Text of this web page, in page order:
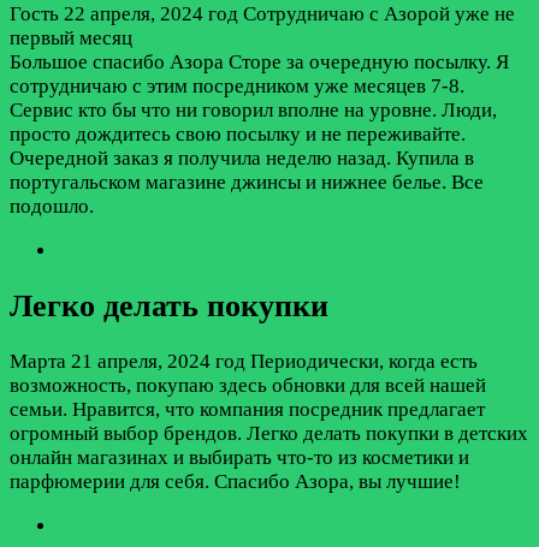
Гость 22 апреля, 2024 год Сотрудничаю с Азорой уже не
первый месяц
Большое спасибо Азора Сторе за очередную посылку. Я
сотрудничаю с этим посредником уже месяцев 7-8.
Сервис кто бы что ни говорил вполне на уровне. Люди,
просто дождитесь свою посылку и не переживайте.
Очередной заказ я получила неделю назад. Купила в
португальском магазине джинсы и нижнее белье. Все
подошло.
Легко делать покупки
Марта 21 апреля, 2024 год Периодически, когда есть
возможность, покупаю здесь обновки для всей нашей
семьи. Нравится, что компания посредник предлагает
огромный выбор брендов. Легко делать покупки в детских
онлайн магазинах и выбирать что-то из косметики и
парфюмерии для себя. Спасибо Азора, вы лучшие!